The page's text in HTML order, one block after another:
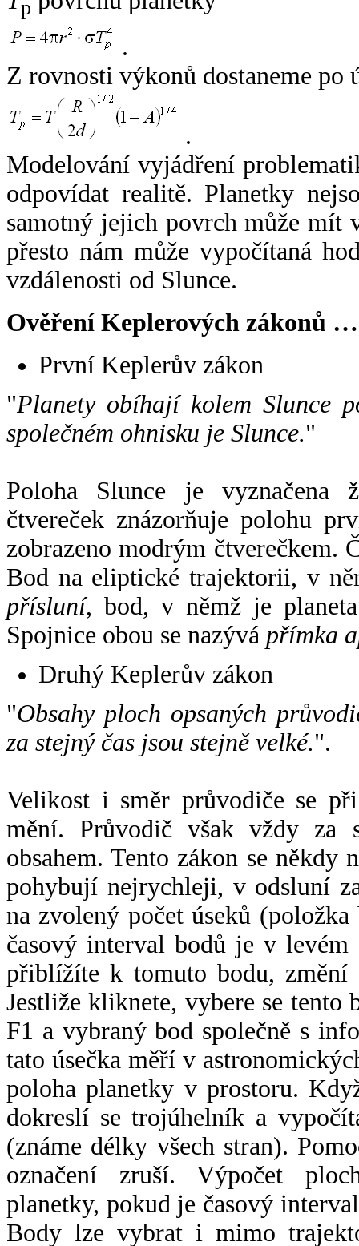
p
.
Z rovnosti výkonů dostaneme po
.
Modelování vyjádření
odpovídat realitě. Planetky
samotný jejich povrch může mít
přesto nám může vypočítaná
vzdálenosti od Slunce.
Ověření Keplerových zákonů …
První Keplerův zákon
"Planety obíhají kolem Slunce
společném ohnisku je Slunce."
Poloha Slunce je vyznačena
čtvereček znázorňuje polohu
zobrazeno modrým čtverečkem.
Bod na eliptické trajektorii, v
přísluní, bod, v němž je
Spojnice obou se nazývá přímka
Druhý Keplerův zákon
"Obsahy ploch opsaných
za stejný čas jsou stejně velké.".
Velikost i směr průvodiče se
mění. Průvodič však vždy za
obsahem. Tento zákon se někdy
pohybují nejrychleji, v odsluní
na zvolený počet úseků
časový interval bodů je v
přiblížíte k tomuto bodu,
Jestliže kliknete, vybere se tento
F1 a vybraný bod společně s
tato úsečka měří v
poloha planetky v prostoru.
dokreslí se trojúhelník a
(známe délky všech stran).
označení zruší. Výpočet
planetky, pokud je časový
Body lze vybrat i mimo